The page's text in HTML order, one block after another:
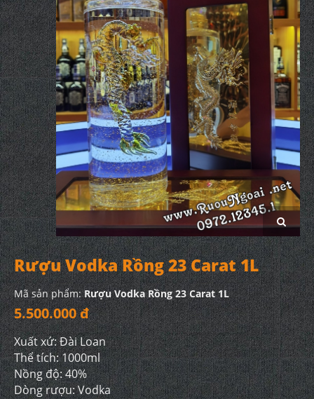
Rượu Vodka Rồng 23 Carat 1L
Mã sản phẩm:Rượu Vodka Rồng 23 Carat 1L
5.500.000 đ
Xuất xứ: Đài Loan
Thể tích: 1000ml
Nồng độ: 40%
Dòng rượu: Vodka